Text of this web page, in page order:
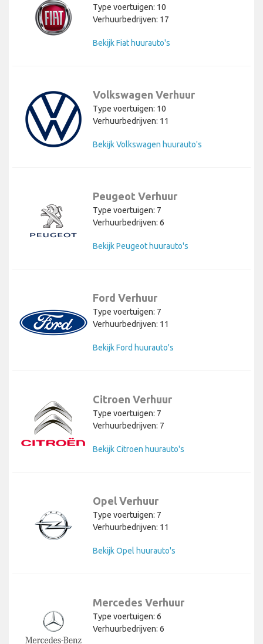
Type voertuigen: 10
Verhuurbedrijven: 17
Bekijk Fiat huurauto's
Volkswagen Verhuur
Type voertuigen: 10
Verhuurbedrijven: 11
Bekijk Volkswagen huurauto's
Peugeot Verhuur
Type voertuigen: 7
Verhuurbedrijven: 6
Bekijk Peugeot huurauto's
Ford Verhuur
Type voertuigen: 7
Verhuurbedrijven: 11
Bekijk Ford huurauto's
Citroen Verhuur
Type voertuigen: 7
Verhuurbedrijven: 7
Bekijk Citroen huurauto's
Opel Verhuur
Type voertuigen: 7
Verhuurbedrijven: 11
Bekijk Opel huurauto's
Mercedes Verhuur
Type voertuigen: 6
Verhuurbedrijven: 6